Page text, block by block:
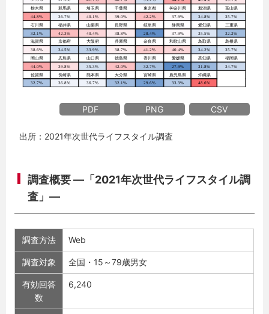
PDF PNG CSV
出所：2021年次世代ライフスタイル調査
調査概要 ―「2021年次世代ライフスタイル調
査」―
調査方法 Web
調査対象 全国・15～79歳男女
有効回答
数
6,240